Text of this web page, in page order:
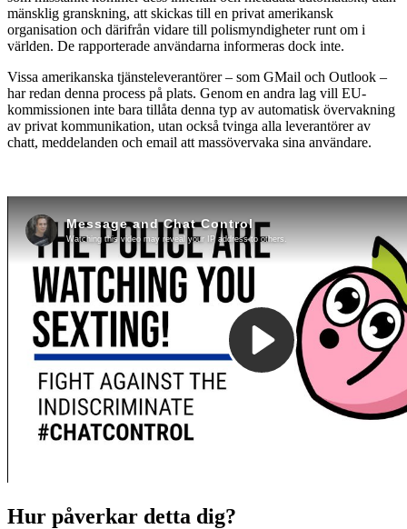
mänsklig granskning, att skickas till en privat amerikansk
organisation och därifrån vidare till polismyndigheter runt om i
världen. De rapporterade användarna informeras dock inte.
Vissa amerikanska tjänsteleverantörer – som GMail och Outlook –
har redan denna process på plats. Genom en andra lag vill EU-
kommissionen inte bara tillåta denna typ av automatisk övervakning
av privat kommunikation, utan också tvinga alla leverantörer av
chatt, meddelanden och email att massövervaka sina användare.
Hur påverkar detta dig?